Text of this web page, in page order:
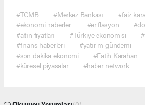
#TCMB #Merkez Bankası #faiz
#ekonomi haberleri
#enflasyon
#altın fiyatları
#Türkiye ekonomisi
#finans haberleri
#yatırım gündemi
#son dakika ekonomi
#Fatih Karahan
#küresel piyasalar
#haber network